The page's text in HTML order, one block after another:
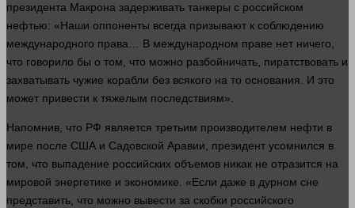
президента Макрона задерживать танкеры с российском
нефтью: «Наши оппоненты всегда призывают к соблюдению
международного права … В международном праве нет ничего
что говорило бы о том, что можно разбойничать, пиратствовать и
захватывать чужие корабли без всякого на то основания. И это
может привести к тяжелым последствиям».
Напомнив, что РФ является третьим производителем нефти в
мире после США и Садовской Аравии, президент усомнился в
том, что выпадение российских объемов никак не отразится на
мировой энергетике и экономике. «Если даже в дурном сне
представить, что можно вывести за скобки российского